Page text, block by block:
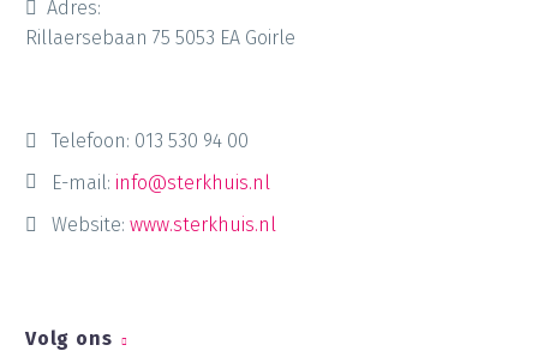
Adres:
Rillaersebaan 75 5053 EA Goirle
Telefoon: 013 530 94 00
E-mail: info@sterkhuis.nl
Website: www.sterkhuis.nl
Volg ons